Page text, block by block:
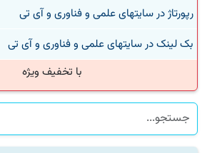
رپورتاژ در سایتهای علمی و فناوری و آی تی
بک لینک در سایتهای علمی و فناوری و آی تی
با تخفیف ویژه